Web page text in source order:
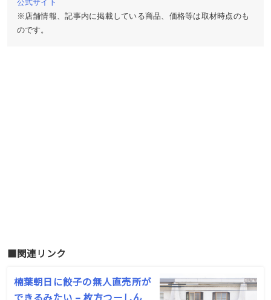
公式サイト
※店舗情報、記事内に掲載している商品、価格等は取材時点のも
のです。
■関連リンク
楠葉朝日に餃子の無人直売所が
できるみたい – 枚方つーしん